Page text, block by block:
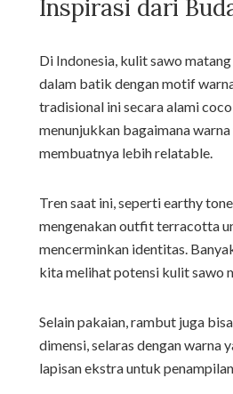
Inspirasi dari
Di Indonesia, kulit sawo
dalam batik dengan motif
tradisional ini secara alami
menunjukkan bagaimana
membuatnya lebih relatable.
Tren saat ini, seperti earthy
mengenakan outfit terracotta
mencerminkan identitas.
kita melihat potensi kulit sawo
Selain pakaian, rambut juga
dimensi, selaras dengan warna
lapisan ekstra untuk